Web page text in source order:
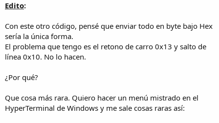
Edito:
Con este otro código, pensé que enviar todo en byte bajo Hex
sería la única forma.
El problema que tengo es el retono de carro 0x13 y salto de
línea 0x10. No lo hacen.
¿Por qué?
Que cosa más rara. Quiero hacer un menú mistrado en el
HyperTerminal de Windows y me sale cosas raras así: